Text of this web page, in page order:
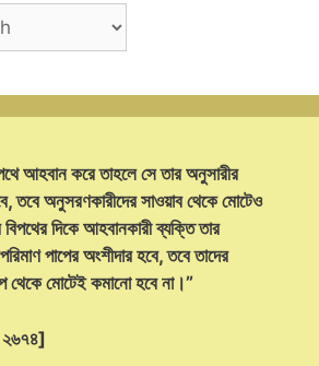
আহবান করে তাহলে সে তার অনুসারীর
তবে অনুসরণকারীদের সাওয়াব থেকে মোটেও
দিকে আহবানকারী ব্যক্তি তার
পাপের অংশীদার হবে, তবে তাদের
থেকে মোটেই কমানো হবে না।”
২৬৭৪]